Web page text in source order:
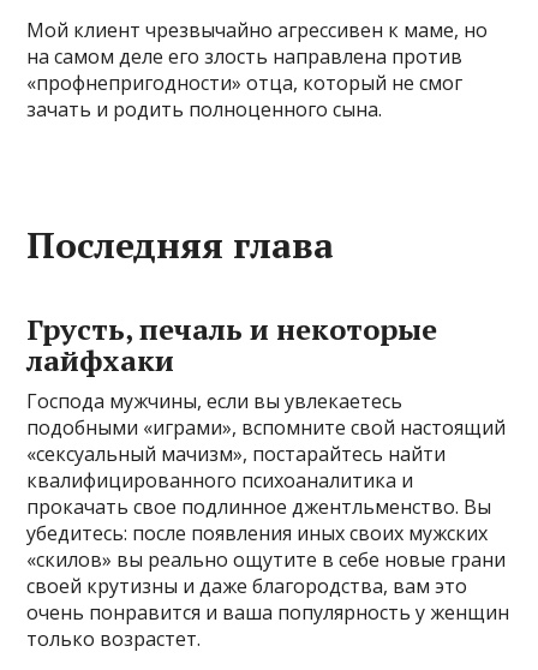
Мой клиент чрезвычайно агрессивен к маме, но
на самом деле его злость направлена против
«профнепригодности» отца, который не смог
зачать и родить полноценного сына.
Последняя глава
Грусть, печаль и некоторые
лайфхаки
Господа мужчины, если вы увлекаетесь
подобными «играми», вспомните свой настоящий
«сексуальный мачизм», постарайтесь найти
квалифицированного психоаналитика и
прокачать свое подлинное джентльменство. Вы
убедитесь: после появления иных своих мужских
«скилов» вы реально ощутите в себе новые грани
своей крутизны и даже благородства, вам это
очень понравится и ваша популярность у женщин
только возрастет.